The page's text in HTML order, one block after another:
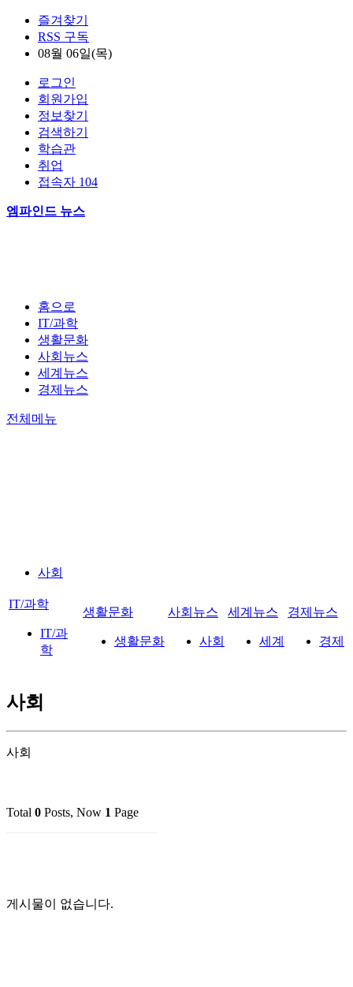
즐겨찾기
RSS 구독
08월 06일(목)
로그인
회원가입
정보찾기
검색하기
학습관
취업
접속자 104
엠파인드 뉴스
홈으로
IT/과학
생활문화
사회뉴스
세계뉴스
경제뉴스
전체메뉴
사회
IT/과학
IT/과
학
생활문화
생활문화
사회뉴스
사회
세계뉴스
세계
경제뉴스
경제
사회
사회
Total 0 Posts, Now 1 Page
게시물이 없습니다.